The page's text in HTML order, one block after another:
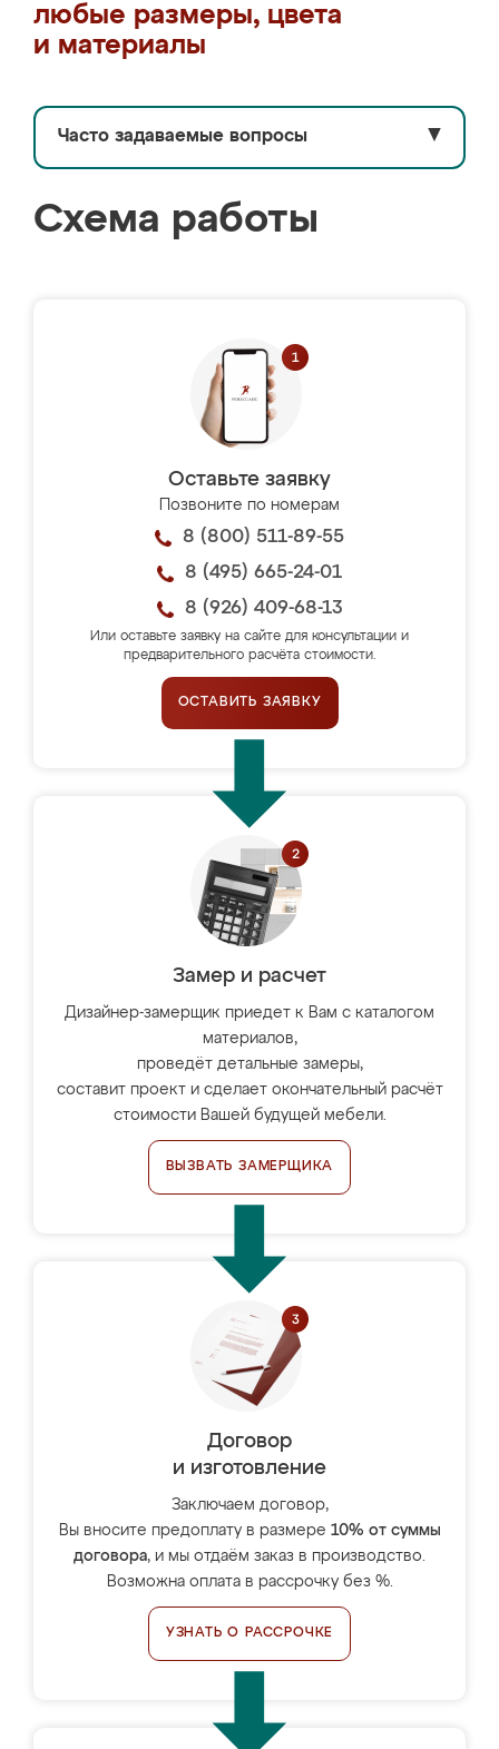
любые размеры, цвета
и материалы
Часто задаваемые вопросы ▼
Схема работы
Оставьте заявку
Позвоните по номерам
8 (800) 511-89-55
8 (495) 665-24-01
8 (926) 409-68-13
Или оставьте заявку на сайте для консультации и
предварительного расчёта стоимости.
ОСТАВИТЬ ЗАЯВКУ
Замер и расчет
Дизайнер-замерщик приедет к Вам с каталогом
материалов,
проведёт детальные замеры,
составит проект и сделает окончательный расчёт
стоимости Вашей будущей мебели.
ВЫЗВАТЬ ЗАМЕРЩИКА
Договор
и изготовление
Заключаем договор,
Вы вносите предоплату в размере 10% от суммы
договора, и мы отдаём заказ в производство.
Возможна оплата в рассрочку без %.
УЗНАТЬ О РАССРОЧКЕ